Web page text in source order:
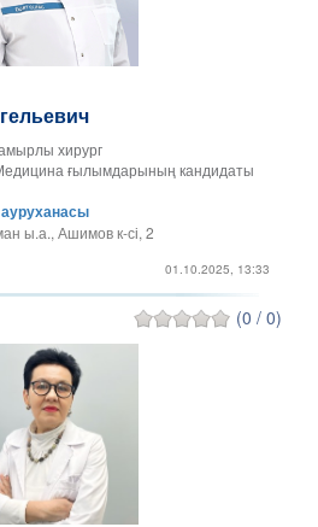
хирург
ғылымдарының кандидаты
ы.а., Ашимов к-сі, 2
01.10.2025, 13:33
(0 / 0)